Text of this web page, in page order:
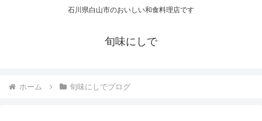
石川県白山市のおいしい和食料理店です
旬味にしで
ホーム 旬味にしでブログ